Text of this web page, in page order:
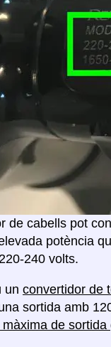
de cabells pot
potència
240 volts.
un convertidor de
sortida amb
de sortida